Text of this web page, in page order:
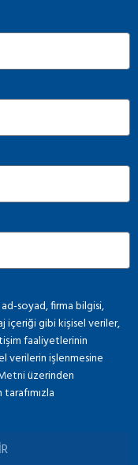
ad-soyad, firma bilgisi,
içeriği gibi kişisel veriler,
faaliyetlerinin
verilerin işlenmesine
üzerinden